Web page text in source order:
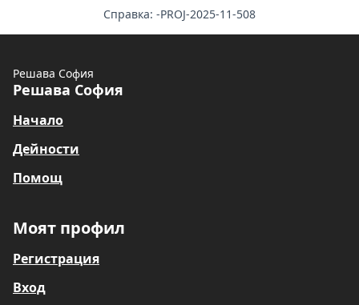
Справка: -PROJ-2025-11-508
Решава София
Решава София
Начало
Дейности
Помощ
Моят профил
Регистрация
Вход